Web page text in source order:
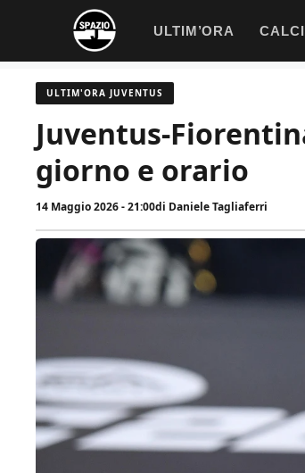
contenuto
ULTIM’ORA
ULTIM'ORA JUVENTUS
Juventus-
giorno e orario
14 Maggio 2026 - 21:00di Daniele Tagliaferri